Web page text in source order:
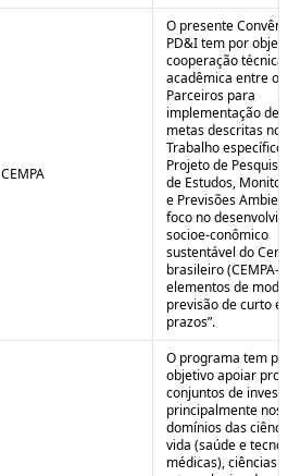
CEMPA
O presente
PD&I tem por
cooperação técnica
acadêmica entre os
Parceiros para
implementação de
metas descritas no
Trabalho específico
Projeto de
de Estudos,
e Previsões
foco no
socioe-conômico
sustentável do
brasileiro (CEMPA-
elementos de
previsão de curto e
prazos”.
O programa tem
objetivo apoiar
conjuntos de
principalmente nos
domínios das
vida (saúde e
médicas), ciências